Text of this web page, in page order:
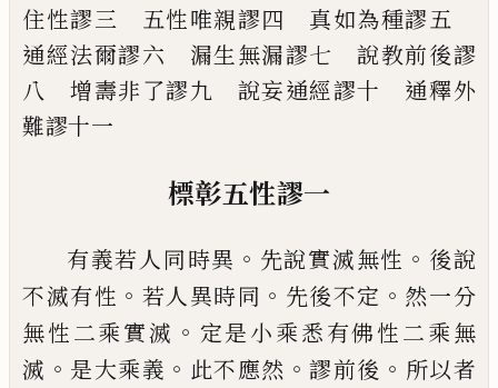
住性謬三 五性唯親謬四 真如為種謬五
通經法爾謬六 漏生無漏謬七 說教前後謬
八 增壽非了謬九 說妄通經謬十 通釋外
難謬十一
標彰五性謬一
有義若人同時異 。 先說實滅無性 。 後說
不滅有性 。 若人異時同 。 先後不定 。 然一分
無性二乘實滅 。 定是小乘悉有佛性二乘無
滅 。 是大乘義 。 此不應然 。謬前後 。 所以者